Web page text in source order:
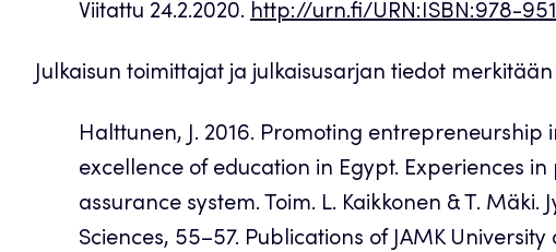
Viitattu 24.2.2020. http://urn.fi/URN:ISBN:978-
Julkaisun toimittajat ja julkaisusarjan tiedot
Halttunen, J. 2016. Promoting entrepreneurship
excellence of education in Egypt. Experiences
assurance system. Toim. L. Kaikkonen & T. Mäki.
Sciences, 55–57. Publications of JAMK University